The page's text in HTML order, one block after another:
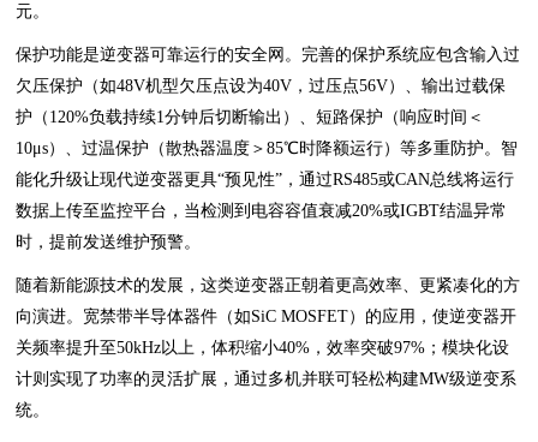
元。
保护功能是逆变器可靠运行的安全网。完善的保护系统应包含输入过
欠压保护（如48V机型欠压点设为40V，过压点56V）、输出过载保
护（120%负载持续1分钟后切断输出）、短路保护（响应时间＜
10μs）、过温保护（散热器温度＞85℃时降额运行）等多重防护。智
能化升级让现代逆变器更具“预见性”，通过RS485或CAN总线将运行
数据上传至监控平台，当检测到电容容值衰减20%或IGBT结温异常
时，提前发送维护预警。
随着新能源技术的发展，这类逆变器正朝着更高效率、更紧凑化的方
向演进。宽禁带半导体器件（如SiC MOSFET）的应用，使逆变器开
关频率提升至50kHz以上，体积缩小40%，效率突破97%；模块化设
计则实现了功率的灵活扩展，通过多机并联可轻松构建MW级逆变系
统。